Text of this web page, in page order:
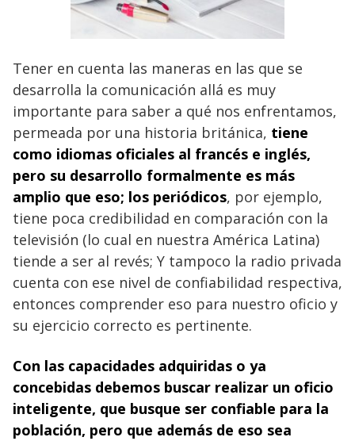
Tener en cuenta las maneras en las que se
desarrolla la comunicación allá es muy
importante para saber a qué nos enfrentamos,
permeada por una historia británica, tiene
como idiomas oficiales al francés e inglés,
pero su desarrollo formalmente es más
amplio que eso; los periódicos, por ejemplo,
tiene poca credibilidad en comparación con la
televisión (lo cual en nuestra América Latina)
tiende a ser al revés; Y tampoco la radio privada
cuenta con ese nivel de confiabilidad respectiva,
entonces comprender eso para nuestro oficio y
su ejercicio correcto es pertinente.
Con las capacidades adquiridas o ya
concebidas debemos buscar realizar un oficio
inteligente, que busque ser confiable para la
población, pero que además de eso sea